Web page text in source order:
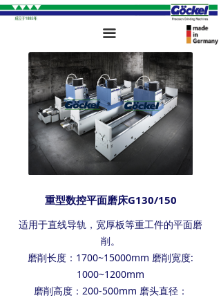
끀
适用于直线导轨，宽厚板等重工件的平面磨
削。
磨削长度：1700~15000mm 磨削宽度:
1000~1200mm
磨削高度：200-500mm 磨头直径：
重型数控平面磨床G130/150